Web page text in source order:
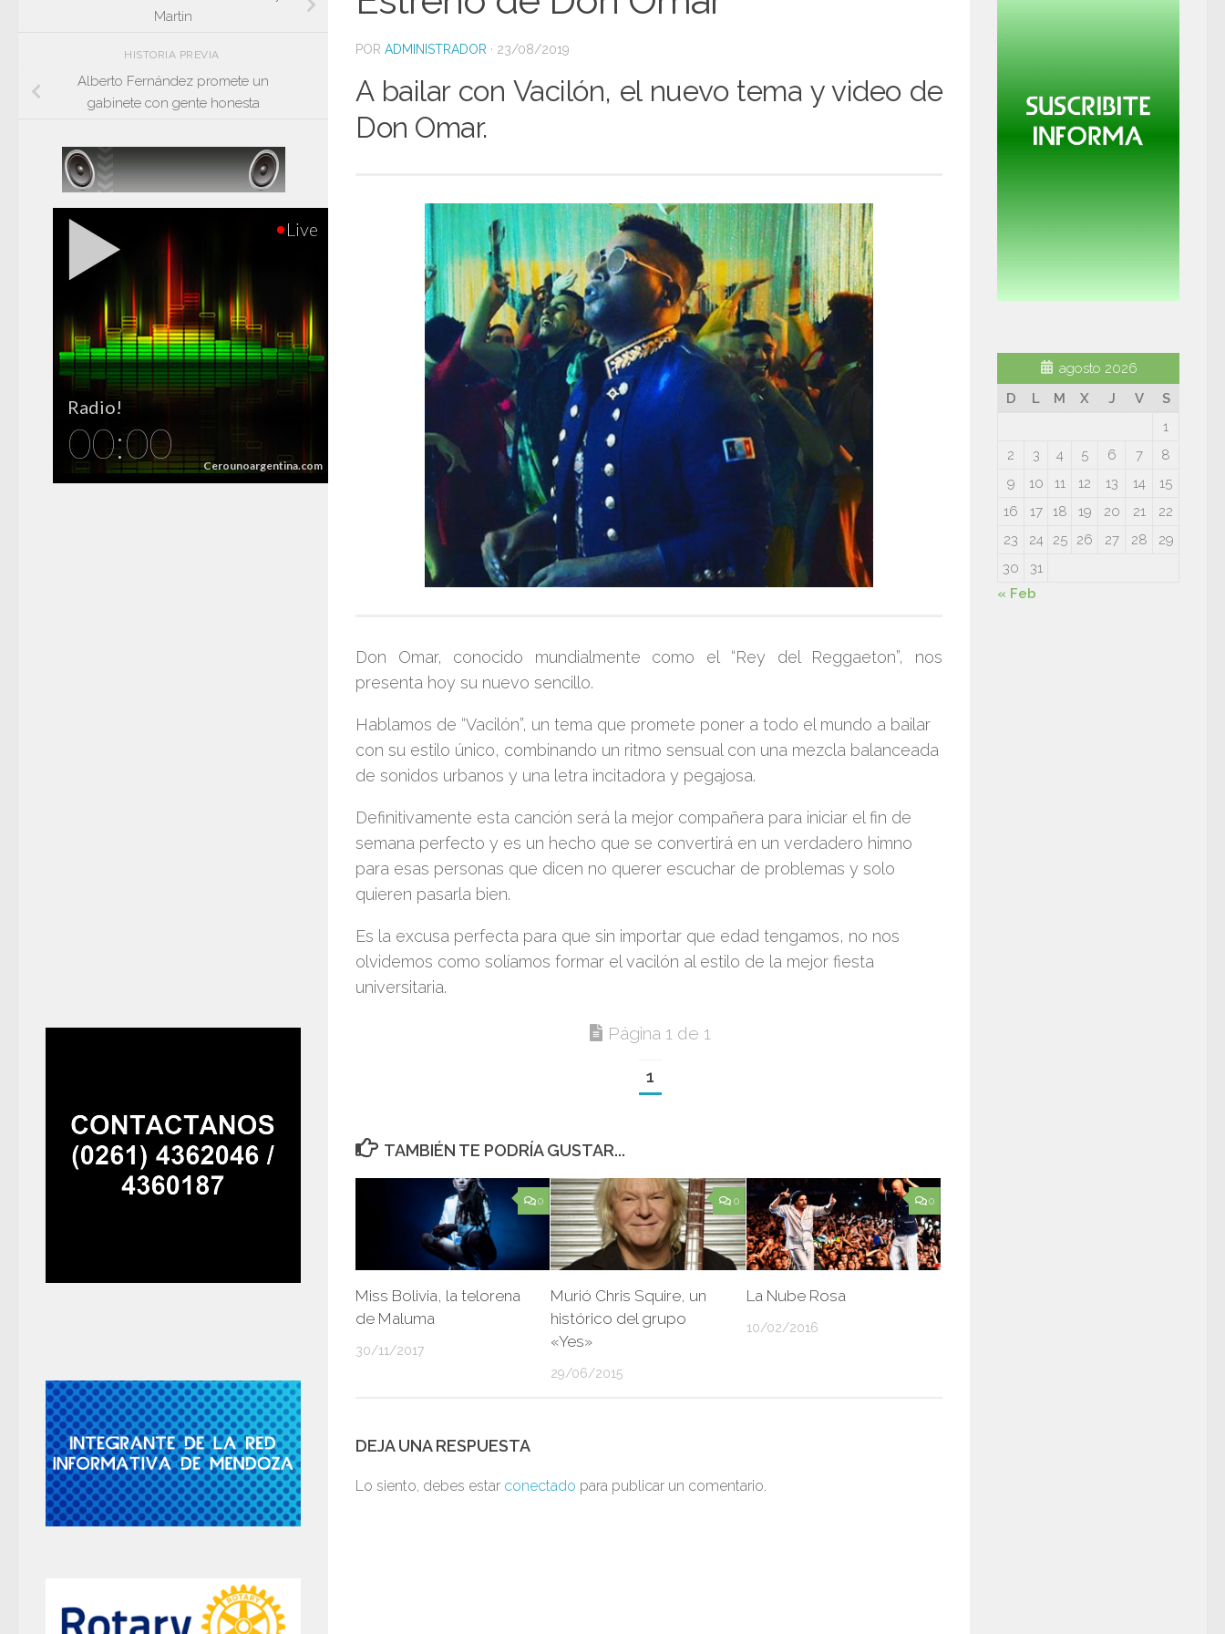
POR ADMINISTRADOR · 23/08/2019
A bailar con Vacilón, el nuevo tema y video de
Don Omar.
Don Omar, conocido mundialmente como el “Rey del Reggaeton”, nos
presenta hoy su nuevo sencillo.
Hablamos de “Vacilón”, un tema que promete poner a todo el mundo a bailar
con su estilo único, combinando un ritmo sensual con una mezcla balanceada
de sonidos urbanos y una letra incitadora y pegajosa.
Definitivamente esta canción será la mejor compañera para iniciar el fin de
semana perfecto y es un hecho que se convertirá en un verdadero himno
para esas personas que dicen no querer escuchar de problemas y solo
quieren pasarla bien.
Es la excusa perfecta para que sin importar que edad tengamos, no nos
olvidemos como solíamos formar el vacilón al estilo de la mejor fiesta
universitaria.
Página 1 de 1
1
TAMBIÉN TE PODRÍA GUSTAR...
0
Miss Bolivia, la telorena
de Maluma
30/11/2017
0
Murió Chris Squire, un
histórico del grupo
«Yes»
29/06/2015
0
La Nube Rosa
10/02/2016
DEJA UNA RESPUESTA
Lo siento, debes estar conectado para publicar un comentario.
Martin
HISTORIA PREVIA
Alberto Fernández promete un
gabinete con gente honesta
agosto 2026
D
L M X J V
S
1
2
3 4 5 6 7
8
9
10 11 12 13 14
15
16
17 18 19 20 21
22
23
24 25 26 27 28
29
30
31
« Feb